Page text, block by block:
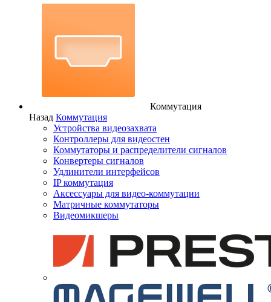
Коммутация
Назад Коммутация
Устройства видеозахвата
Контроллеры для видеостен
Коммутаторы и распределители сигналов
Конвертеры сигналов
Удлинители интерфейсов
IP коммутация
Аксессуары для видео-коммутации
Матричные коммутаторы
Видеомикшеры